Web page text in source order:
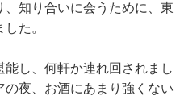
知り合いに会うために、東
た。
し、何軒か連れ回されまし
夜、お酒にあまり強くない